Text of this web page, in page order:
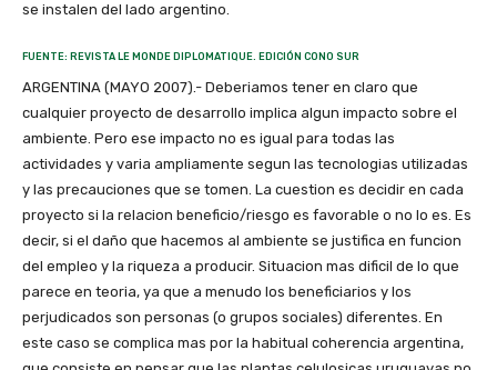
se instalen del lado argentino.
FUENTE: REVISTA LE MONDE DIPLOMATIQUE. EDICIÓN CONO SUR
ARGENTINA (MAYO 2007).- Deberiamos tener en claro que cualquier proyecto de desarrollo implica algun impacto sobre el ambiente. Pero ese impacto no es igual para todas las actividades y varia ampliamente segun las tecnologias utilizadas y las precauciones que se tomen. La cuestion es decidir en cada proyecto si la relacion beneficio/riesgo es favorable o no lo es. Es decir, si el daño que hacemos al ambiente se justifica en funcion del empleo y la riqueza a producir. Situacion mas dificil de lo que parece en teoria, ya que a menudo los beneficiarios y los perjudicados son personas (o grupos sociales) diferentes. En este caso se complica mas por la habitual coherencia argentina, que consiste en pensar que las plantas celulosicas uruguayas no deben existir y que las plantas celulosicas argentinas no deben ser controladas. Mientras esta situacion se mantenga, cualquier nuevo proyecto genera una razonable prevencion. No hay que olvidar que la preocupacion de los vecinos de Gualeguaychu se origina, en buena medida, en la conducta de algunas empresas del sector, como Celulosa Puerto Piray (de Misiones) o Papel del Tucuman. Aclaremos que no existen las fabricas absolutamente limpias. Una gran industria es siempre un vecino peligroso, que debe ser cuidadosamente controlado. La paradoja es que existen tecnologias que permiten reducir la contaminacion en niveles razonables y a costos aceptables. El abaratamiento de los costos de control de la contaminacion que ocurrio en las ultimas decadas es comparable al que ocurrio con las computadoras. Una generacion atras, una computadora era un lujo que solo podian darse unas pocas empresas y universidades del mundo. Hoy hay millones de hogares que pueden pagarlas. Lo mismo paso con las tecnicas de depuracion de efluentes en todas las industrias, incluyendo la de celulosa y papel. He visto funcionar en Finlandia las fabricas de Botnia y, a pesar de algunos conflictos, conviven con la poblacion local de un modo que esa poblacion considera razonable. Solo que la opcion mas barata es siempre contaminar, y cualquier empresa lo hara, salvo que el Estado ejercite un control riguroso de sus actividades. De modo que hablar de las expectativas ambientales de cualquier emprendimiento es referirnos a lo que hara la empresa y tambien a lo que hara (o dejara de hacer) el Estado que debe controlarla. Cualquier mirada que se refiera a uno solo de los actores sociales involucrados es necesariamente incompleta. negrita/La necesidad de una evaluacion de impacto ambiental/negrita Ante cualquier proyecto de esta envergadura, lo primero es hacer una evaluacion del impacto ambiental. Aclaremos, evaluacion no es solamente un estudio, aunque lo incluye. La provincia de Corrientes (como otras) tiene un procedimiento de evaluacion ambiental, por la cual el estudio se pone a disposicion de la comunidad y se discute en Audiencia Publica (Ley Nº 5067 y Decreto 876/2005). Precisamente, la informacion y la Audiencia son herramientas de participacion ciudadana, que ayudan a que las personas con conocimiento en el tema adviertan a la comunidad los riesgos del proyecto. En muchas ocasiones, proyectos irracionales o corruptos fueron denunciados en la Audiencia respectiva y quedaron fuera de carrera. En cuanto al control, dejarlo exclusivamente en manos de la Provincia, me parece cometer el error de poner un chiquito a controlar un grandote. Alguna vez, el Gobierno Nacional tiene que asumir su responsabilidad en el control concurrente de este tipo de grandes establecimientos, tal como se lo recordo la Corte Suprema de Justicia al hablar del Riachuelo. negrita/El impacto ambiental de los arboles/negrita Una buena evaluacion tendria que comenzar por la forma en que se produce la materia prima. Para la mayor parte de la gente, los arboles son un cultivo mucho mas simpatico que la soja. Pero un cultivo de eucaliptos no es un bosque natural, ni lo puede reemplazar. Habra que analizar el impacto de ese monocultivo de arboles sobre la fauna, el suelo y el agua subterranea. Habra que tener en cuenta su capacidad para retener poblacion rural, ya que, en Misiones, por ejemplo, las zonas forestales expulsan mas poblacion que las que hacen yerba o te. Y tambien habra que analizarlo en funcion de los riesgos de incendio. Una posible explicacion de los incendios que afectaron Galicia los ultimos veranos es que se quemaron plantaciones de arboles destinados a la industria papelera. Cuando hay una sola especie vegetal, el resultado es mas rentable, pero si es una especie facilmente combustible, el resultado puede ser catastrofico. Tal vez la Provincia debiera obligar a los forestadores a mantener cortinas de monte natural entre una y otra plantacion de eucaliptos. negrita/El caudal variable del rio Uruguay/negrita La industria celulosica necesita mucha agua, tanto como materia prima como para descargar efluentes. Pero el rio Uruguay, al que irian a parar las descargas, no se caracteriza por tener caudales regulares. Su caudal medio en Concordia es de 4.460 metros cubicos por segundo. Su maxima crecida registrada (abril de 1959) fue del orden de 35.000 metros cubicos por segundo y en el momento que tuvo menos agua fueron 92 metros cubicos por segundo (febrero de 1945). Repasemos lo que estos numeros significan: el rio Uruguay puede traer entre 92 y 35.000 metros cubicos por segundo. O sea que la cantidad de agua que trae (y que serviria para diluir un efluente) puede variar nada menos que 380 veces. De veras, que no me parece un destino muy confiable para lo que arrojen las fabricas. Cuando se diseña una planta de tratamiento de efluentes, se lo hace (o se lo deberia hacer) teniendo en cuenta el cuerpo receptor al cual se arrojan los liquidos ya tratados. Si el objetivo es que contamine a veces si y a veces no, se hara la planta de tratamiento pensando en un rio que lleve 4.460 metros cubicos por segundo. Pero si el objetivo es que no contamine nunca, bajo ninguna circunstancia, habra que calcularlo todo, tirandolo a un rio que lleve 92 metros cubicos por segundo. No es lo mismo en diseño tecnologico, y, por supuesto, no es la misma inversion en dinero. negrita/La represa de Garabi/negrita Pero, para empeorar las cosas, tambien tenemos en proyecto una represa hidroelectrica sobre el rio Uruguay. Se llama Garabi y es un proyecto compartido con Brasil, que quedaria aguas arriba de la planta celulosica a radicar en Corrientes. El Proyecto Hidroelectrico Garabi abarca importantes areas en las provincias de Corrientes y Misiones en Argentina y en el Estado de Rio Grande do Sul en Brasil. Ademas de Salto Grande, en Brasil hay cinco represas sobre el rio Uruguay; la ultima en inaugurarse fue la de Ita. Esto nos plantea necesidades contrapuestas entre una gran represa y una gran fabrica. La fabrica necesita la certeza de un caudal del rio relativamente constante. En la medida en que su operatoria regular la lleva a arrojar mas o menos la misma cantidad y calidad de efluente al rio, necesita tener el mismo caudal todos los dias. Si hay menos caudal, puede ser que el rio no llegue a diluirlo adecuadamente. En ese caso, se estarian superando los parametros admitidos y la empresa estaria contaminando. Pero la funcion de la represa hidroelectrica no es mantener el caudal del rio sino producir electricidad para el mercado. O sea que cuando le convenga retener agua o soltar agua lo va a hacer, sin preocuparse por la cantidad de agua que se necesita alla abajo. Simplemente porque cada litro de agua que suelta sin usarlo para hacer girar una turbina, es dinero que pierde. negrita/Argumentos ambientales para no radicar plantas celulosicas sobre el rio Uruguay/negrita Segun los informes ambientales de Cancilleria, no debieramos poner esas plantas sobre el rio Uruguay, porque: · Se encuentra frente a una zona densamente poblada. · El receptor de los efluentes liquidos contaminados es muy variable, con frecuentes periodos de bajo caudal y por su estado no admite la incorporacion de nutrientes adicionales que pondrian en riesgo su presente uso turistico. · El tramo aguas abajo del vertido de efluentes alberga una comunidad de peces de alta diversidad y abundancia que sustenta la pesqueria mas importante del tramo compartido, · Puede contaminarse y sufrir un impacto catastrofico si se produjera un pico de descarga de efluentes. · La atmosfera sera afectada con gases contaminantes, con el consiguiente impacto en la salud y en la calidad de vida de la poblacion. Y existen ademas argumentos politicos para no radicar plantas celulosicas sobre el rio Uruguay. En particular, el tradicional principio que dice: “Si Argentina tiene un problema, Corrientes la va a ayudar”. Despues de haber dicho que no eran viables las plantas ubicadas del lado uruguayo, el impacto politico de una planta semejante colocada del lado argentino puede ser muy desfavorable. negrita/¿Donde la ponemos, entonces?/negrita La localizacion ambientalmente menos conflictiva es, en mi opinion, sobre el rio Parana y no sobre el Uruguay. El rio Parana, frente a Corrientes, trae 15 mil metros cubicos por segundo. Es decir, mucha mas agua que el rio Uruguay. A esto, los economistas forestales contestan que la manera es muy pesada y que eso obliga a industrializarla alli donde se la corta. Pero todos los calculos se hacen sobre la base de llevarla en camion, un medio de transporte irracionalmente caro para esto. La solucion es llevar la madera en tren a un sitio ambientalmente mas adecuado. Si en el siglo XIX llenamos el pais de ferrocarriles, ¿por que no podemos hacerlo ahora? Los obrajes madereros de 100 años atras tenian su propio ferrocarril, muchas veces de vias que se desmontaban y volvian a colocar en otro lugar. En relacion con las inversiones de un proyecto asi, construir o rehabilitar una via ferroviaria no es descabellado. Y el combustible para las locomotoras serian las sobras de madera, con lo cual habria